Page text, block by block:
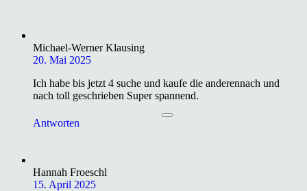
Michael-Werner Klausing
20. Mai 2025
Ich habe bis jetzt 4 suche und kaufe die anderennach und
nach toll geschrieben Super spannend.
Antworten
Hannah Froeschl
15. April 2025